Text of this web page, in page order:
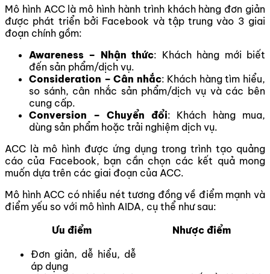
Mô hình ACC là mô hình hành trình khách hàng đơn giản
được phát triển bởi Facebook và tập trung vào 3 giai
đoạn chính gồm:
Awareness – Nhận thức: Khách hàng mới biết
đến sản phẩm/dịch vụ.
Consideration – Cân nhắc: Khách hàng tìm hiểu,
so sánh, cân nhắc sản phẩm/dịch vụ và các bên
cung cấp.
Conversion – Chuyển đổi: Khách hàng mua,
dùng sản phẩm hoặc trải nghiệm dịch vụ.
ACC là mô hình được ứng dụng trong trình tạo quảng
cáo của Facebook, bạn cần chọn các kết quả mong
muốn dựa trên các giai đoạn của ACC.
Mô hình ACC có nhiều nét tương đồng về điểm mạnh và
điểm yếu so với mô hình AIDA, cụ thể như sau:
Ưu điểm
Nhược điểm
Đơn giản, dễ hiểu, dễ
áp dụng